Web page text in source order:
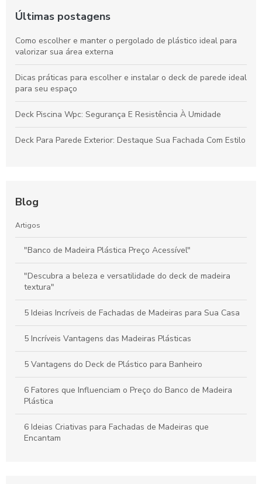
Últimas postagens
Como escolher e manter o pergolado de plástico ideal para
valorizar sua área externa
Dicas práticas para escolher e instalar o deck de parede ideal
para seu espaço
Deck Piscina Wpc: Segurança E Resistência À Umidade
Deck Para Parede Exterior: Destaque Sua Fachada Com Estilo
Blog
Artigos
"Banco de Madeira Plástica Preço Acessível"
"Descubra a beleza e versatilidade do deck de madeira
textura"
5 Ideias Incríveis de Fachadas de Madeiras para Sua Casa
5 Incríveis Vantagens das Madeiras Plásticas
5 Vantagens do Deck de Plástico para Banheiro
6 Fatores que Influenciam o Preço do Banco de Madeira
Plástica
6 Ideias Criativas para Fachadas de Madeiras que
Encantam